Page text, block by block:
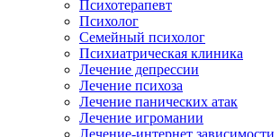
Психотерапевт
Психолог
Семейный психолог
Психиатрическая клиника
Лечение депрессии
Лечение психоза
Лечение панических атак
Лечение игромании
Лечение-интернет зависимости